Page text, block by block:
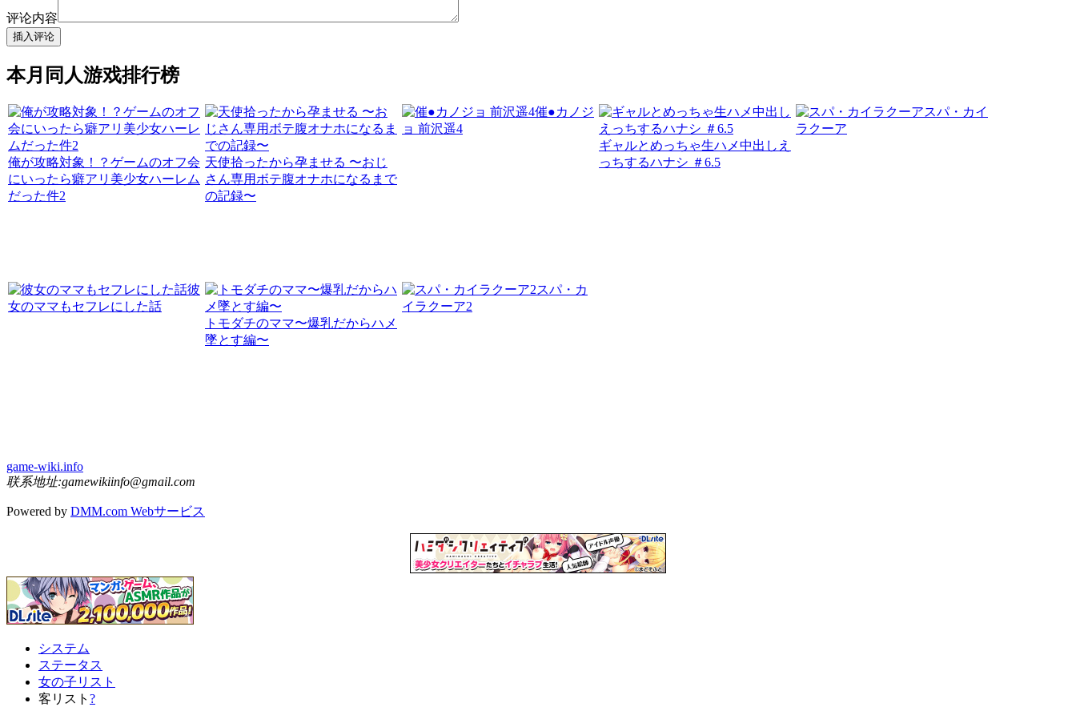
评论内容
本月同人游戏排行榜
俺が攻略対象！？ゲームのオフ会
にいったら癖アリ美少女ハーレム
だった件2
天使拾ったから孕ませる 〜おじ
さん専用ボテ腹オナホになるまで
の記録〜
催●カノジ
ョ 前沢遥4
ギャルとめっちゃ生ハメ中出しえ
っちするハナシ ＃6.5
スパ・カイ
ラクーア
彼
女のママもセフレにした話
トモダチのママ〜爆乳だからハメ
墜とす編〜
スパ・カ
イラクーア2
game-wiki.info
联系地址:gamewikiinfo@gmail.com
Powered by DMM.com Webサービス
システム
ステータス
女の子リスト
客リスト ?